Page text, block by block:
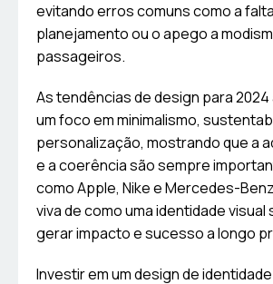
evitando erros comuns como a
planejamento ou o apego a
passageiros.
As tendências de design para
um foco em minimalismo,
personalização, mostrando que a
e a coerência são sempre
como Apple, Nike e Mercedes-
viva de como uma identidade visual
gerar impacto e sucesso a longo
Investir em um design de